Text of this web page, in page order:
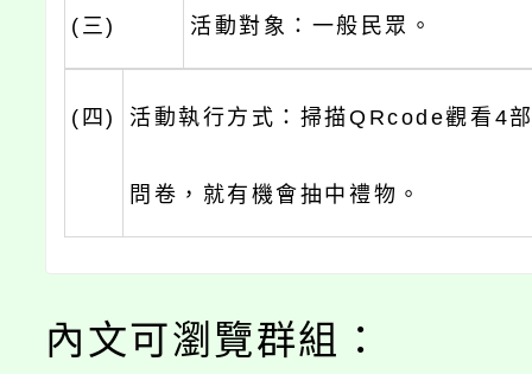
(三) 活動對象：一般民眾。
(四) 活動執行方式：掃描QRcode觀看4
問卷，就有機會抽中禮物。
內文可瀏覽群組：